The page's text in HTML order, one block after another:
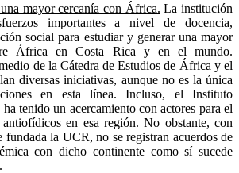
mayor cercanía con África. La institución
importantes a nivel de docencia,
social para estudiar y generar una mayor
África en Costa Rica y en el mundo.
de la Cátedra de Estudios de África y el
diversas iniciativas, aunque no es la única
en esta línea. Incluso, el Instituto
tenido un acercamiento con actores para el
en esa región. No obstante, con
fundada la UCR, no se registran acuerdos de
con dicho continente como sí sucede